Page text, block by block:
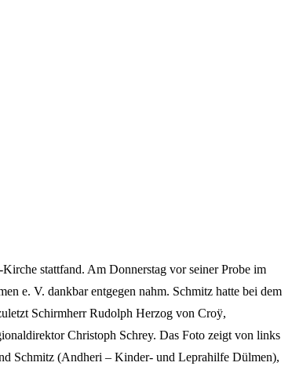
stattfand. Am Donnerstag vor seiner Probe im
e. V. dankbar entgegen nahm. Schmitz hatte bei dem
Schirmherr Rudolph Herzog von Croÿ,
Christoph Schrey. Das Foto zeigt von links
Schmitz (Andheri – Kinder- und Leprahilfe Dülmen),